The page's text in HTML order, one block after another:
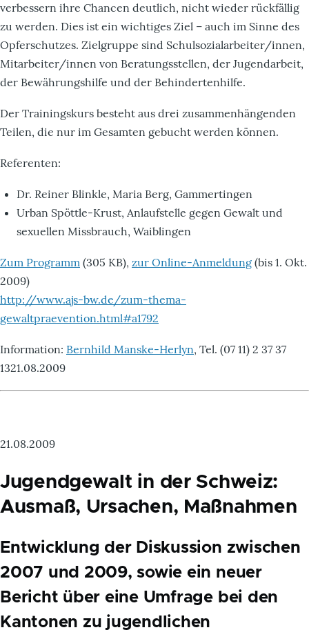
verbessern ihre Chancen deutlich, nicht wieder rückfällig
zu werden. Dies ist ein wichtiges Ziel – auch im Sinne des
Opferschutzes. Zielgruppe sind Schulsozialarbeiter/innen,
Mitarbeiter/innen von Beratungsstellen, der Jugendarbeit,
der Bewährungshilfe und der Behindertenhilfe.
Der Trainingskurs besteht aus drei zusammenhängenden
Teilen, die nur im Gesamten gebucht werden können.
Referenten:
Dr. Reiner Blinkle, Maria Berg, Gammertingen
Urban Spöttle-Krust, Anlaufstelle gegen Gewalt und
sexuellen Missbrauch, Waiblingen
Zum Programm (305 KB), zur Online-Anmeldung (bis 1. Okt.
2009)
http://www.ajs-bw.de/zum-thema-
gewaltpraevention.html#a1792
Information: Bernhild Manske-Herlyn, Tel. (07 11) 2 37 37
1321.08.2009
21.08.2009
Jugendgewalt in der Schweiz:
Ausmaß, Ursachen, Maßnahmen
Entwicklung der Diskussion zwischen
2007 und 2009, sowie ein neuer
Bericht über eine Umfrage bei den
Kantonen zu jugendlichen